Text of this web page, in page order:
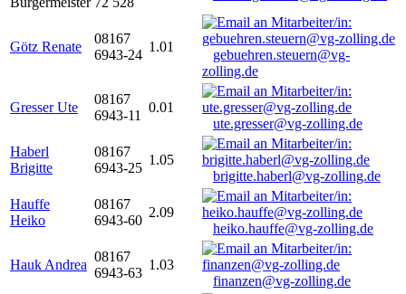
Götz Renate
08167
6943-24
1.01
gebuehren.steuern@vg-
zolling.de
Gresser Ute
08167
6943-11
0.01
ute.gresser@vg-zolling.de
Haberl
Brigitte
08167
6943-25
1.05
brigitte.haberl@vg-zolling.de
Hauffe
Heiko
08167
6943-60
2.09
heiko.hauffe@vg-zolling.de
Hauk Andrea
08167
6943-63
1.03
finanzen@vg-zolling.de